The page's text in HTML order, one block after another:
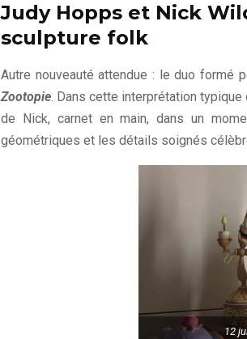
Judy Hopps et Nick
sculpture folk
Autre nouveauté attendue : le duo formé
Zootopie. Dans cette interprétation
de Nick, carnet en main, dans un
géométriques et les détails soignés
12